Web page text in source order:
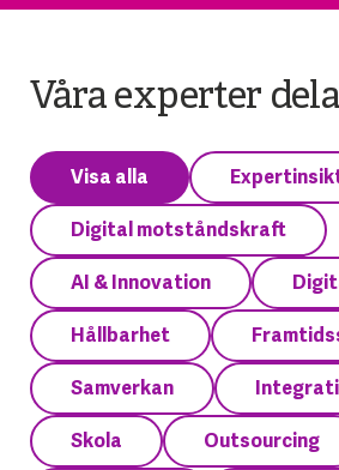
Våra experter
Visa alla
Digital motståndskraft
AI & Innovation
Hållbarhet
Samverkan
Skola Outsourcing